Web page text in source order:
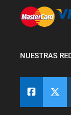
NUESTRAS